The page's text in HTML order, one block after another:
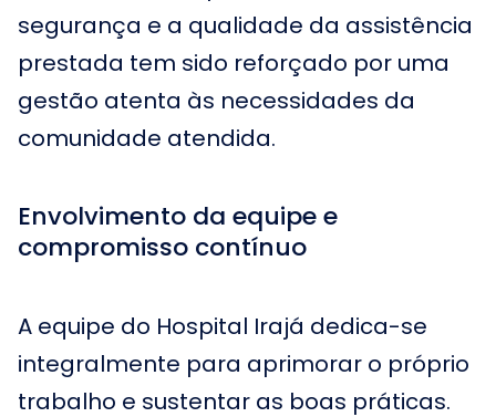
segurança e a qualidade da assistência
prestada tem sido reforçado por uma
gestão atenta às necessidades da
comunidade atendida.
Envolvimento da equipe e
compromisso contínuo
A equipe do Hospital Irajá dedica-se
integralmente para aprimorar o próprio
trabalho e sustentar as boas práticas.